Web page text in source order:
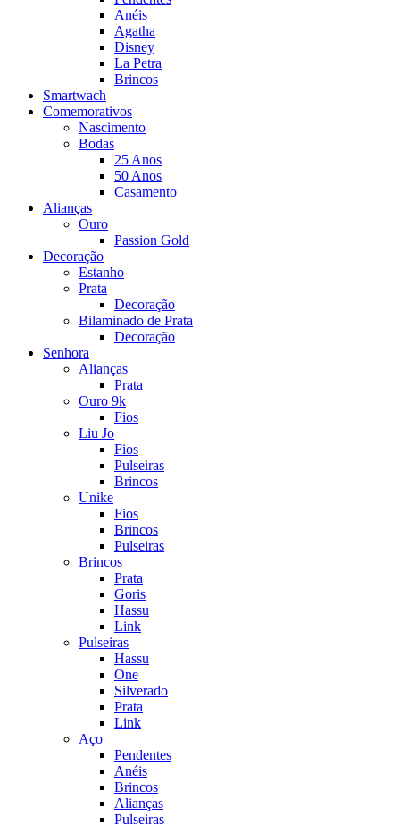
Anéis
Agatha
Disney
La Petra
Brincos
Smartwach
Comemorativos
Nascimento
Bodas
25 Anos
50 Anos
Casamento
Alianças
Ouro
Passion Gold
Decoração
Estanho
Prata
Decoração
Bilaminado de Prata
Decoração
Senhora
Alianças
Prata
Ouro 9k
Fios
Liu Jo
Fios
Pulseiras
Brincos
Unike
Fios
Brincos
Pulseiras
Brincos
Prata
Goris
Hassu
Link
Pulseiras
Hassu
One
Silverado
Prata
Link
Aço
Pendentes
Anéis
Brincos
Alianças
Pulseiras